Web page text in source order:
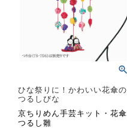
ひな祭りに！かわいい花傘の
つるしびな
京ちりめん手芸キット・花傘
つるし雛